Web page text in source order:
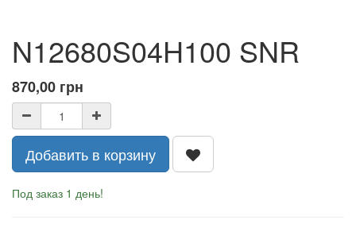
N12680S04H100 SNR
870,00 грн
Добавить в корзину
Под заказ 1 день!